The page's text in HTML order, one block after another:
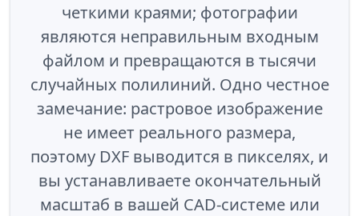
четкими краями; фотографии
являются неправильным входным
файлом и превращаются в тысячи
случайных полилиний. Одно честное
замечание: растровое изображение
не имеет реального размера,
поэтому DXF выводится в пикселях, и
вы устанавливаете окончательный
масштаб в вашей CAD-системе или